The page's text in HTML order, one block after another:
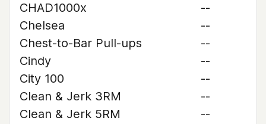
CHAD1000x
--
Chelsea
--
Chest-to-Bar Pull-ups
--
Cindy
--
City 100
--
Clean & Jerk 3RM
--
Clean & Jerk 5RM
--